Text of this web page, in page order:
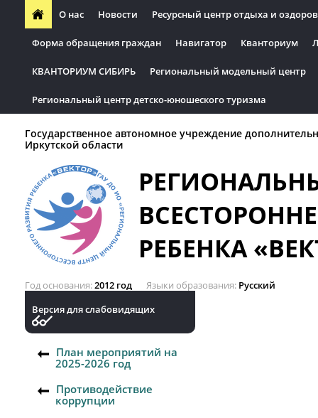
О нас Новости Ресурсный центр отдыха и
Форма обращения граждан Навигатор Кванториум
КВАНТОРИУМ СИБИРЬ Региональный модельный центр
Региональный центр детско-юношеского туризма
Государственное автономное учреждение
Иркутской области
РЕБЕНКА
Год основания 2012 год Языки образования Русский
Версия для слабовидящих
План мероприятий на
2025-2026 год
Противодействие
коррупции